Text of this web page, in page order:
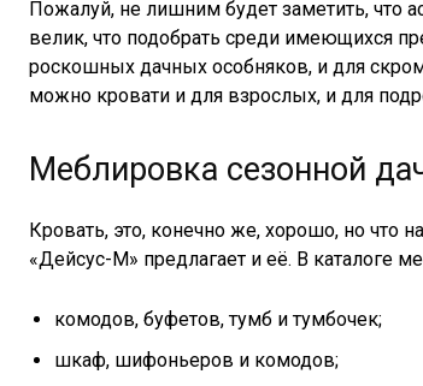
Пожалуй, не лишним будет заметить, что
велик, что подобрать среди имеющихся
роскошных дачных особняков, и для
можно кровати и для взрослых, и для
Меблировка сезонной
Кровать, это, конечно же, хорошо, но что
«Дейсус-М» предлагает и её. В каталоге
комодов, буфетов, тумб и тумбочек;
шкаф, шифоньеров и комодов;